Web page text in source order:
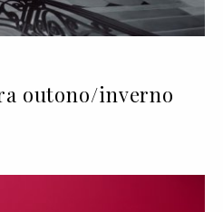
outono/inverno